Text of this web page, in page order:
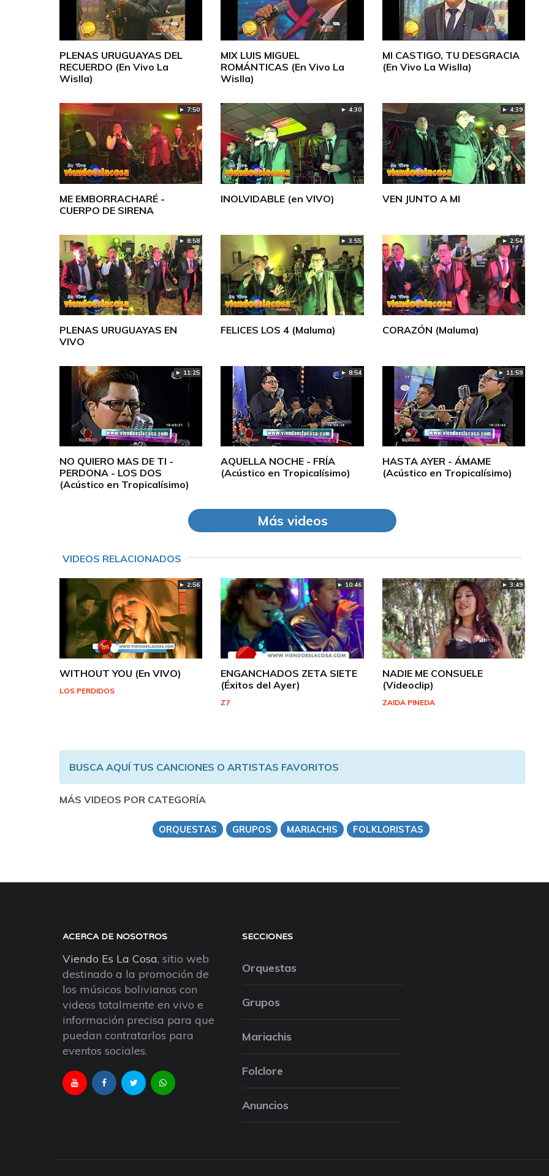
PLENAS URUGUAYAS DEL
RECUERDO (En Vivo La
Wislla)
MIX LUIS MIGUEL
ROMÁNTICAS (En Vivo La
Wislla)
MI CASTIGO, TU DESGRACIA
(En Vivo La Wislla)
► 7:50
ME EMBORRACHARÉ -
CUERPO DE SIRENA
► 4:30
INOLVIDABLE (en VIVO)
► 4:39
VEN JUNTO A MI
► 8:58
PLENAS URUGUAYAS EN
VIVO
► 3:55
FELICES LOS 4 (Maluma)
► 2:54
CORAZÓN (Maluma)
► 11:25
NO QUIERO MAS DE TI -
PERDONA - LOS DOS
(Acústico en Tropicalísimo)
► 8:54
AQUELLA NOCHE - FRÍA
(Acústico en Tropicalísimo)
► 11:59
HASTA AYER - ÁMAME
(Acústico en Tropicalísimo)
Más videos
VIDEOS RELACIONADOS
► 2:56
WITHOUT YOU (En VIVO)
LOS PERDIDOS
► 10:46
ENGANCHADOS ZETA SIETE
(Éxitos del Ayer)
Z7
► 3:49
NADIE ME CONSUELE
(Videoclip)
ZAIDA PINEDA
BUSCA AQUÍ TUS CANCIONES O ARTISTAS FAVORITOS
MÁS VIDEOS POR CATEGORÍA
ORQUESTAS GRUPOS MARIACHIS FOLKLORISTAS
ACERCA DE NOSOTROS
Viendo Es La Cosa, sitio web
destinado a la promoción de
los músicos bolivianos con
videos totalmente en vivo e
información precisa para que
puedan contratarlos para
eventos sociales.
SECCIONES
Orquestas
Grupos
Mariachis
Folclore
Anuncios